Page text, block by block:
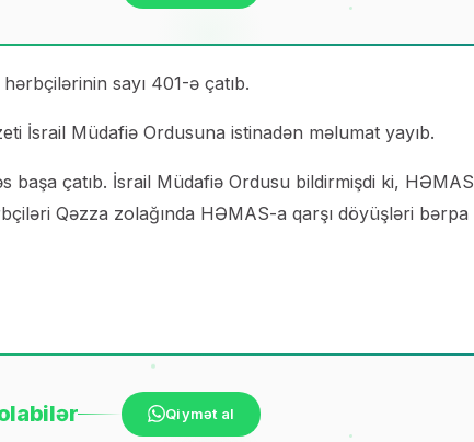
sayı 401-ə çatıb.
İsrail Müdafiə Ordusuna istinadən məlumat yayıb.
başa çatıb. İsrail Müdafiə Ordusu bildirmişdi ki, HƏMAS
Qəzza zolağında HƏMAS-a qarşı döyüşləri bərpa
bilər Qiymət al